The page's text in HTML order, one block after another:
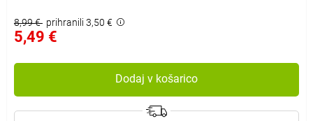
8,99 € prihranili 3,50 €
5,49 €
Dodaj v košarico